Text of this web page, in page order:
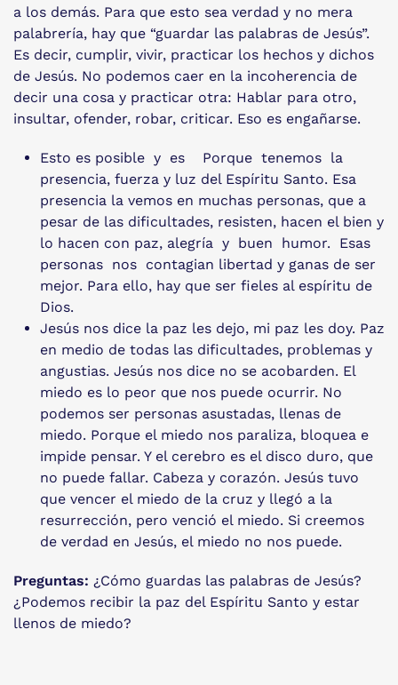
a los demás. Para que esto sea verdad y no mera
palabrería, hay que “guardar las palabras de Jesús”.
Es decir, cumplir, vivir, practicar los hechos y dichos
de Jesús. No podemos caer en la incoherencia de
decir una cosa y practicar otra: Hablar para otro,
insultar, ofender, robar, criticar. Eso es engañarse.
Esto es posible y es Porque tenemos la
presencia, fuerza y luz del Espíritu Santo. Esa
presencia la vemos en muchas personas, que a
pesar de las dificultades, resisten, hacen el bien y
lo hacen con paz, alegría y buen humor. Esas
personas nos contagian libertad y ganas de ser
mejor. Para ello, hay que ser fieles al espíritu de
Dios.
Jesús nos dice la paz les dejo, mi paz les doy. Paz
en medio de todas las dificultades, problemas y
angustias. Jesús nos dice no se acobarden. El
miedo es lo peor que nos puede ocurrir. No
podemos ser personas asustadas, llenas de
miedo. Porque el miedo nos paraliza, bloquea e
impide pensar. Y el cerebro es el disco duro, que
no puede fallar. Cabeza y corazón. Jesús tuvo
que vencer el miedo de la cruz y llegó a la
resurrección, pero venció el miedo. Si creemos
de verdad en Jesús, el miedo no nos puede.
Preguntas: ¿Cómo guardas las palabras de Jesús?
¿Podemos recibir la paz del Espíritu Santo y estar
llenos de miedo?